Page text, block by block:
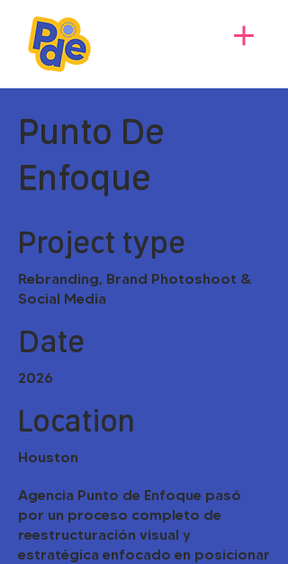
Punto De
Enfoque
Project type
Rebranding, Brand Photoshoot &
Social Media
Date
2026
Location
Houston
Agencia Punto de Enfoque pasó
por un proceso completo de
reestructuración visual y
estratégica enfocado en posicionar